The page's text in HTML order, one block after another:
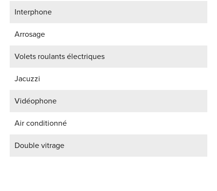
Interphone
Arrosage
Volets roulants électriques
Jacuzzi
Vidéophone
Air conditionné
Double vitrage